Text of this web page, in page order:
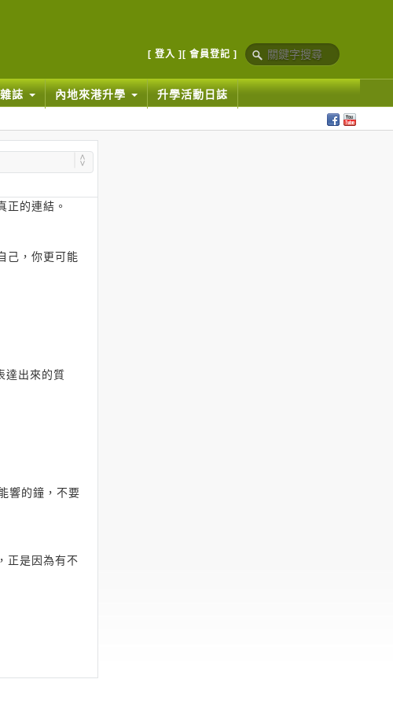
[ 登入 ] [ 會員登記 ]
誌 內地來港升學 升學活動日誌
正的連結。
己，你更可能
達出來的質
響的鐘，不要
正是因為有不